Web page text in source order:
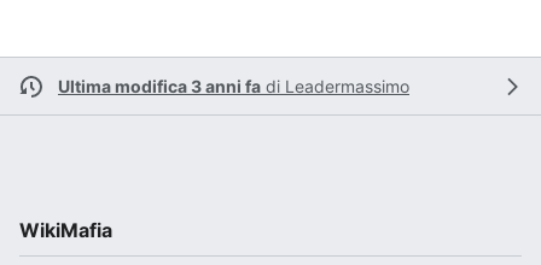
Ultima modifica 3 anni fa di Leadermassimo
WikiMafia